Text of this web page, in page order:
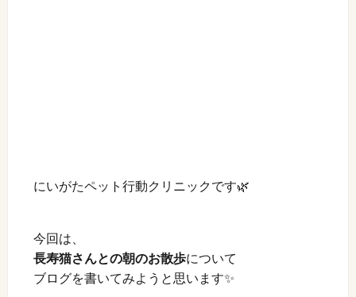
にいがたペット行動クリニックです🌿
今回は、
長寿猫さんとの朝のお散歩について
ブログを書いてみようと思います✨